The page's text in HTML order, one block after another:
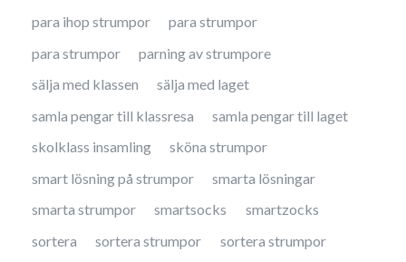
para ihop strumpor
para strumpor
para strumpor
parning av strumpore
sälja med klassen
sälja med laget
samla pengar till klassresa
samla pengar till laget
skolklass insamling
sköna strumpor
smart lösning på strumpor
smarta lösningar
smarta strumpor
smartsocks
smartzocks
sortera
sortera strumpor
sortera strumpor